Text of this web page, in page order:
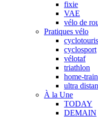
fixie
VAE
vélo de
Pratiques vélo
cyclosport
vélotaf
triathlon
home-
ultra
À la Une
TODAY
DEMAIN